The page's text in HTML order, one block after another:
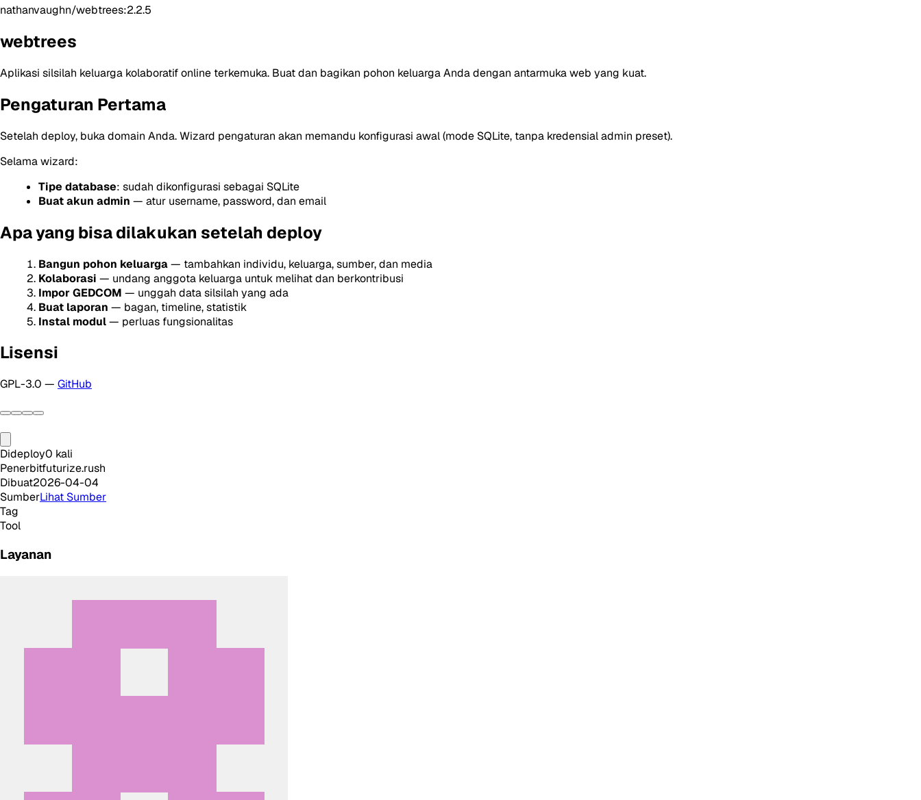
nathanvaughn/webtrees:2.2.5
webtrees
Aplikasi silsilah keluarga kolaboratif online terkemuka. Buat dan bagikan pohon keluarga Anda dengan antarmuka web yang kuat.
Pengaturan Pertama
Setelah deploy, buka domain Anda. Wizard pengaturan akan memandu konfigurasi awal (mode SQLite, tanpa kredensial admin preset).
Selama wizard:
Tipe database: sudah dikonfigurasi sebagai SQLite
Buat akun admin — atur username, password, dan email
Apa yang bisa dilakukan setelah deploy
Bangun pohon keluarga— tambahkan individu, keluarga, sumber, dan media
Kolaborasi — undang anggota keluarga untuk melihat dan berkontribusi
Impor GEDCOM — unggah data silsilah yang ada
Buat laporan — bagan, timeline, statistik
Instal modul— perluas fungsionalitas
Lisensi
GPL-3.0 — GitHub
Dideploy0 kali
Penerbitfuturize.rush
Dibuat2026-04-04
SumberLihat Sumber
Tag
Tool
Layanan